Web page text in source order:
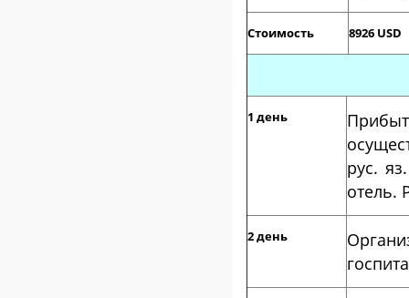
Стоимость 8926 USD
1 день
рус.
отель.
2 день